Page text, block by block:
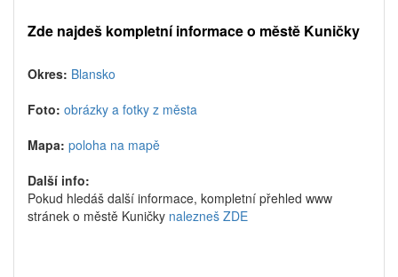
Zde najdeš kompletní informace o městě Kuničky
Okres: Blansko
Foto: obrázky a fotky z města
Mapa: poloha na mapě
Další info:
Pokud hledáš další informace, kompletní přehled www
stránek o městě Kuničky nalezneš ZDE